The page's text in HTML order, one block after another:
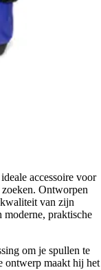
accessoire voor
Ontworpen
van zijn
praktische
om je spullen te
ontwerp maakt hij het